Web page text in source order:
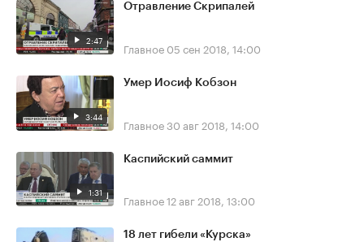
2:47
Отравление Скрипалей
Главное 05 сен 2018, 14:00
3:44
Умер Иосиф Кобзон
Главное30 авг 2018, 14:00
1:31
Каспийский саммит
Главное12 авг 2018, 13:00
18 лет гибели «Курска»